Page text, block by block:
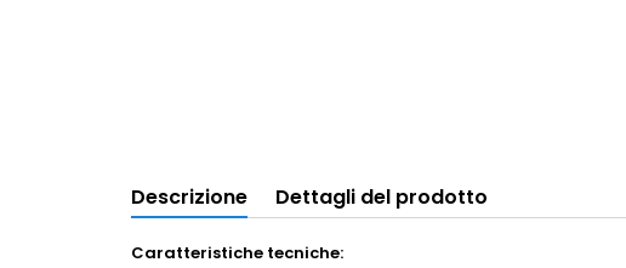
Descrizione Dettagli del prodotto
Caratteristiche tecniche: